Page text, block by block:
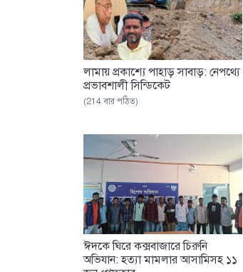
‎লামায় প্রকাশ্যে পাহাড় সাবাড়: নেপথ্যে
প্রভাবশালী সিন্ডিকেট
(214 বার পঠিত)
ঈদকে ঘিরে কক্সবাজারে চিরুনি
অভিযান: হত্যা মামলার আসামিসহ ১১